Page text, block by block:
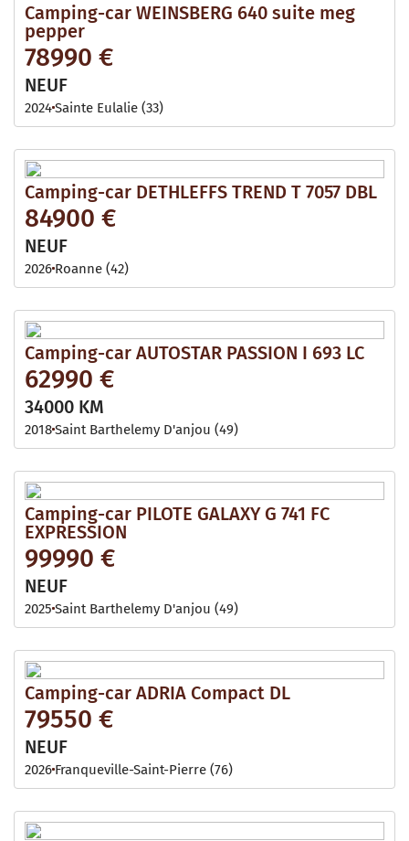
Camping-car WEINSBERG 640 suite meg
pepper
78990 €
NEUF
2024Sainte Eulalie (33)
Camping-car DETHLEFFS TREND T 7057 DBL
84900 €
NEUF
2026 Roanne (42)
Camping-car AUTOSTAR PASSION I 693 LC
62990 €
34000 KM
2018Saint Barthelemy D'anjou (49)
Camping-car PILOTE GALAXY G 741 FC
EXPRESSION
99990 €
NEUF
2025 Saint Barthelemy D'anjou (49)
Camping-car ADRIA Compact DL
79550 €
NEUF
2026 Franqueville-Saint-Pierre (76)